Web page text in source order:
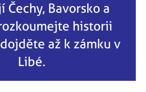
Čechy, Bavorsko a
historii
až k zámku v
Libé.